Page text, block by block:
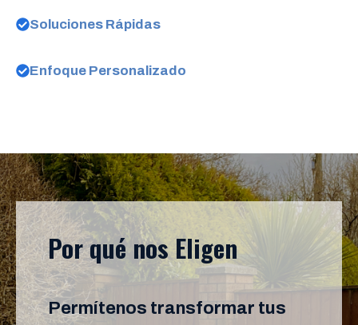
Soluciones Rápidas
Enfoque Personalizado
Por qué nos Eligen
Permítenos transformar tus